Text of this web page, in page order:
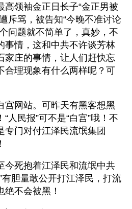
高领袖金正日长子“金正男被
斥骂，被告知“今晚不准讨论
问题就不简单了，真妙，不
事情，这和中共不许谈芳林
家庄的事情，让人们赶快忘
合理现象有什么两样呢？可
宫网站。可昨天有黑客想黑
人民报”可不是“白宫”哦！不
专门对付江泽民流氓集团
今死抱着江泽民和流氓中共
有胆量敢公开打江泽民，打流
不会被黑！